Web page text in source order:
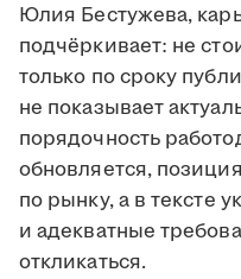
Юлия Бестужева,
подчёркивает: не
только по сроку
не показывает
порядочность
обновляется,
по рынку, а в тексте
и адекватные
откликаться.